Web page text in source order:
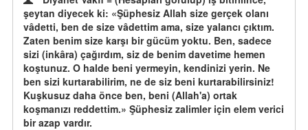
şeytan diyecek ki: «Şüphesiz Allah size gerçek olanı
vâdetti, ben de size vâdettim ama, size yalancı çıktım.
Zaten benim size karşı bir gücüm yoktu. Ben, sadece
sizi (inkâra) çağırdım, siz de benim davetime hemen
koştunuz. O halde beni yermeyin, kendinizi yerin. Ne
ben sizi kurtarabilirim, ne de siz beni kurtarabilirsiniz!
Kuşkusuz daha önce ben, beni (Allah'a) ortak
koşmanızı reddettim.» Şüphesiz zalimler için elem verici
bir azap vardır.